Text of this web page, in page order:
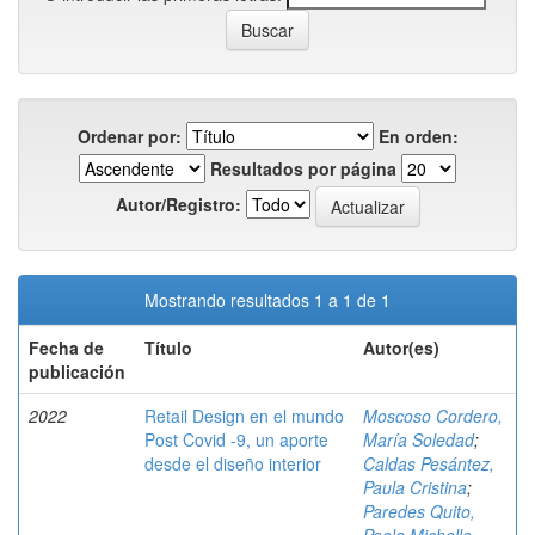
Ordenar por:
En orden:
Resultados por página
Autor/Registro:
Mostrando resultados 1 a 1 de 1
Fecha de
publicación
Título Autor(es)
2022
Retail Design en el mundo
Post Covid -9, un aporte
desde el diseño interior
Moscoso Cordero,
María Soledad;
Caldas Pesántez,
Paula Cristina;
Paredes Quito,